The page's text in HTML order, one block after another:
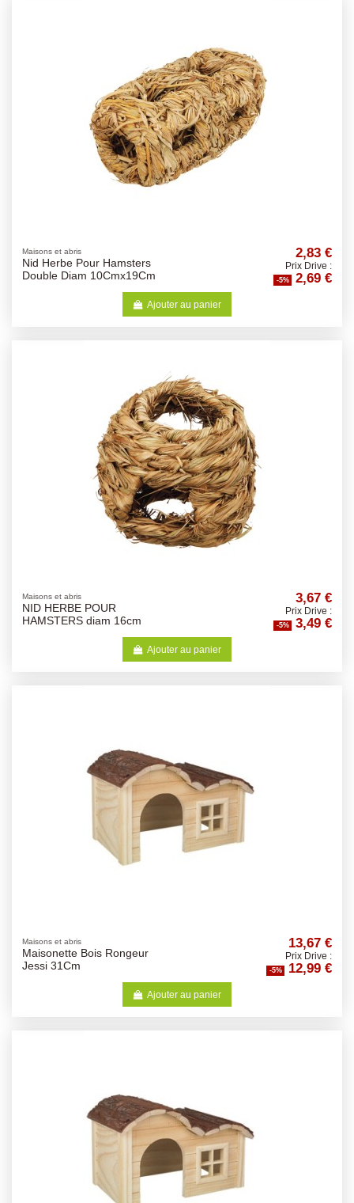
Maisons et abris
Nid Herbe Pour Hamsters
Double Diam 10Cmx19Cm
2,83 €
Prix Drive :
-5% 2,69 €
Ajouter au panier
Maisons et abris
NID HERBE POUR
HAMSTERS diam 16cm
3,67 €
Prix Drive :
-5% 3,49 €
Ajouter au panier
Maisons et abris
Maisonette Bois Rongeur
Jessi 31Cm
13,67 €
Prix Drive :
-5% 12,99 €
Ajouter au panier